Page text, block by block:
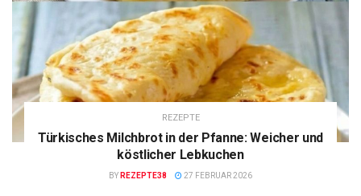
REZEPTE
Türkisches Milchbrot in der Pfanne: Weicher und
köstlicher Lebkuchen
BY REZEPTE38 27 FEBRUAR 2026